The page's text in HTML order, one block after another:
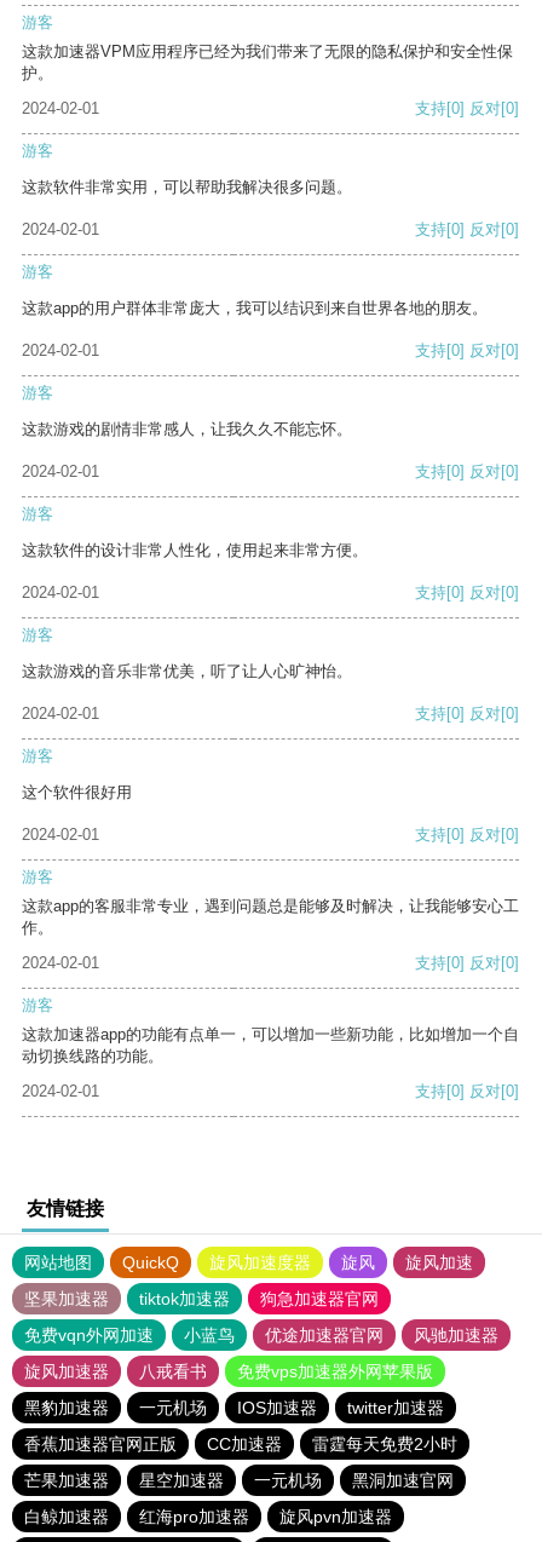
游客
这款加速器VPM应用程序已经为我们带来了无限的隐私保护和安全性保
护。
2024-02-01
支持[0] 反对[0]
游客
这款软件非常实用，可以帮助我解决很多问题。
2024-02-01 支持[0] 反对[0]
游客
这款app的用户群体非常庞大，我可以结识到来自世界各地的朋友。
2024-02-01 支持[0] 反对[0]
游客
这款游戏的剧情非常感人，让我久久不能忘怀。
2024-02-01 支持[0] 反对[0]
游客
这款软件的设计非常人性化，使用起来非常方便。
2024-02-01 支持[0] 反对[0]
游客
这款游戏的音乐非常优美，听了让人心旷神怡。
2024-02-01 支持[0] 反对[0]
游客
这个软件很好用
2024-02-01 支持[0] 反对[0]
游客
这款app的客服非常专业，遇到问题总是能够及时解决，让我能够安心工
作。
2024-02-01
支持[0] 反对[0]
游客
这款加速器app的功能有点单一，可以增加一些新功能，比如增加一个自
动切换线路的功能。
2024-02-01
支持[0] 反对[0]
友情链接
网站地图 QuickQ 旋风加速度器 旋风
旋风加速
坚果加速器
tiktok加速器
狗急加速器官网
免费vqn外网加速
小蓝鸟 优途加速器官网
风驰加速器
旋风加速器
八戒看书
免费vps加速器外网苹果版
黑豹加速器
一元机场 IOS加速器
twitter加速器
香蕉加速器官网正版
CC加速器
雷霆每天免费2小时
芒果加速器
星空加速器 一元机场
黑洞加速官网
白鲸加速器
红海pro加速器 旋风pvn加速器